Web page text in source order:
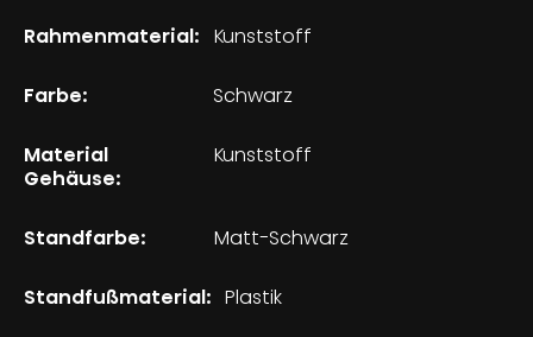
Rahmenmaterial: Kunststoff
Farbe: Schwarz
Material
Gehäuse:
Kunststoff
Standfarbe: Matt-Schwarz
Standfußmaterial: Plastik